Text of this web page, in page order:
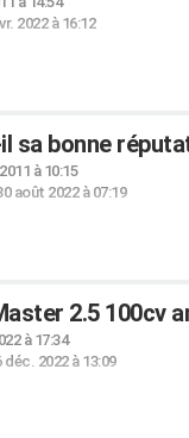
2022 à 16:12
sa bonne
à 10:15
août 2022 à 07:19
2.5 100cv
à 17:34
déc. 2022 à 13:09